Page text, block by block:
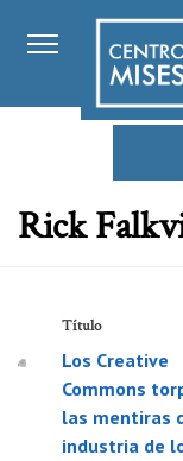
Rick
Título
Los Creative
Commons
las mentiras
industria de